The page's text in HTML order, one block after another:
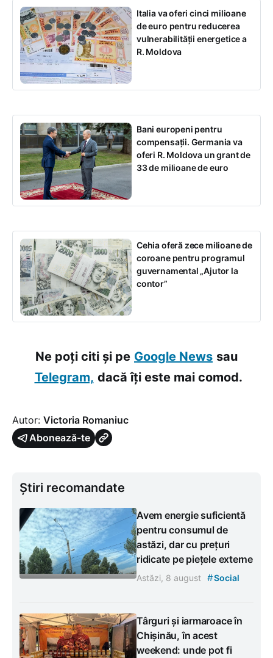
Italia va oferi cinci milioane
de euro pentru reducerea
vulnerabilității energetice a
R. Moldova
Bani europeni pentru
compensații. Germania va
oferi R. Moldova un grant de
33 de milioane de euro
Cehia oferă zece milioane de
coroane pentru programul
guvernamental „Ajutor la
contor”
Ne poți citi și pe Google News sau
Telegram, dacă îți este mai comod.
Autor: Victoria Romaniuc
Abonează-te
Știri recomandate
Avem energie suficientă
pentru consumul de
astăzi, dar cu prețuri
ridicate pe piețele externe
Astăzi, 8 august #Social
Târguri și iarmaroace în
Chișinău, în acest
weekend: unde pot fi